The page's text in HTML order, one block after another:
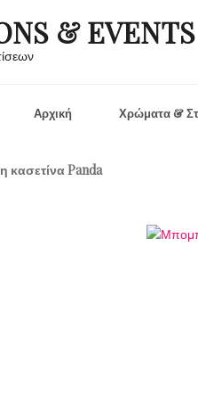
& EVENTS
Αρχική Χρώματα &
κασετίνα Panda